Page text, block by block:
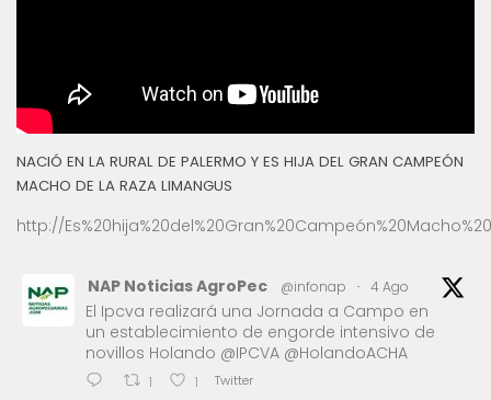
NACIÓ EN LA RURAL DE PALERMO Y ES HIJA DEL GRAN CAMPEÓN
MACHO DE LA RAZA LIMANGUS
http://
NAP Noticias AgroPec @infonap · 4 Ago
El Ipcva realizará una Jornada a Campo en
un establecimiento de engorde intensivo de
novillos Holando @IPCVA @HolandoACHA
1 1 Twitter